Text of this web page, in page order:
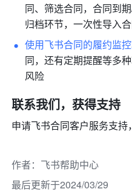
同、筛选合同，合同到
归档环节，一次性导入
使用飞书合同的履约监
同，还有定期提醒等多
风险
联系我们，获得支持
申请飞书合同客户服务支
作者： 飞书帮助中心
最后更新于2024/03/29